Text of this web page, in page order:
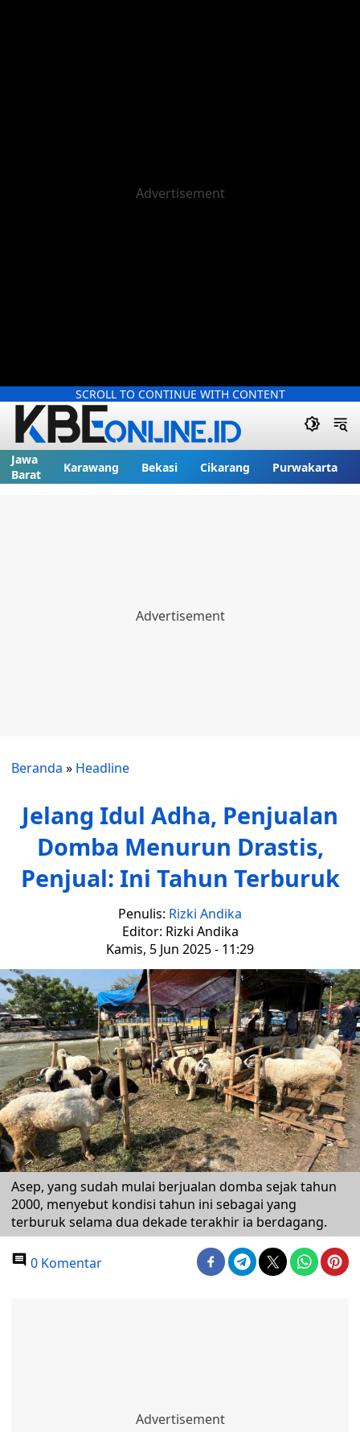
SCROLL TO CONTINUE WITH CONTENT
Jawa
Barat
Karawang Bekasi Cikarang Purwakarta
Beranda » Headline
Jelang Idul Adha, Penjualan
Domba Menurun Drastis,
Penjual: Ini Tahun Terburuk
Penulis: Rizki Andika
Editor: Rizki Andika
Kamis, 5 Jun 2025 - 11:29
Asep, yang sudah mulai berjualan domba sejak tahun
2000, menyebut kondisi tahun ini sebagai yang
terburuk selama dua dekade terakhir ia berdagang.
0 Komentar